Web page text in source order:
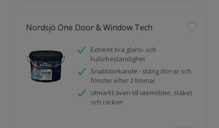
Nordsjö One Door & Window Tech
Extremt bra glans- och
kulörbeständighet
Snabbtorkande - stäng dörrar och
fönster efter 2 timmar
Utmärkt även till utemöbler, staket
och räcken